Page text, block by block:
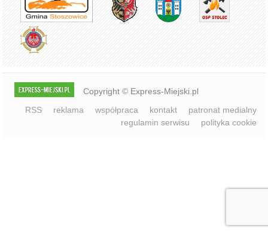
Copyright © Express-Miejski.pl
RSS
reklama współpraca kontakt
patronat medialny
regulamin serwisu
polityka cookie